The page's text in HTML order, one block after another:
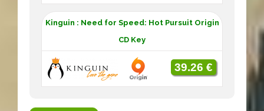
Kinguin : Need for Speed: Hot Pursuit Origin
CD Key
39.26 €